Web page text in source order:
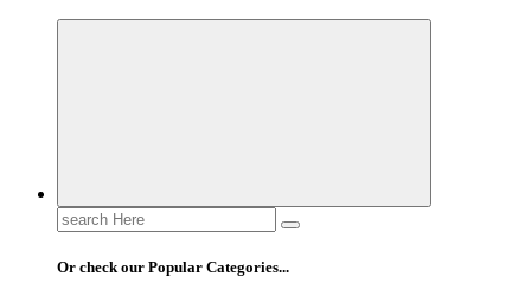
Search
for:
Or check our Popular Categories...